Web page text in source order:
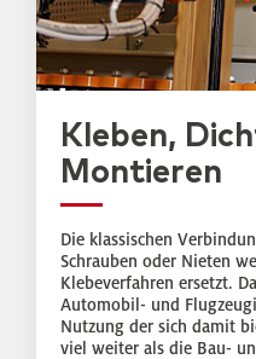
Kleben,
Montieren
Die klassischen
Schrauben oder Nieten
Klebeverfahren ersetzt.
Automobil- und
Nutzung der sich damit
viel weiter als die Bau-